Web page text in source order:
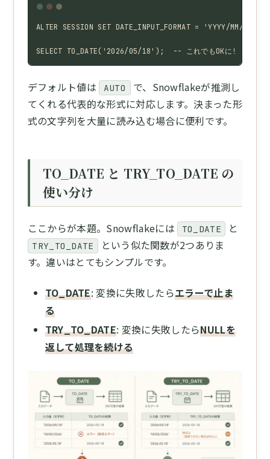
ALTER SESSION SET DATE_INPUT_FORMAT = 'YYYY/MM/DD';
SELECT TO_DATE('2026/05/18');  -- これでもOKに!
デフォルト値は AUTO
で、Snowflakeが推測し
てくれる代表的な形式に対応します。決まった形
式の文字列を大量に読み込む場合に便利です。
TO_DATE と TRY_TO_DATE の
使い分け
ここからが本題。Snowflakeには TO_DATE と
TRY_TO_DATE
という似た関数が2つありま
す。違いはとてもシンプルです。
TO_DATE: 変換に失敗したらエラーで止ま
る
TRY_TO_DATE: 変換に失敗したらNULLを
返して処理を続ける